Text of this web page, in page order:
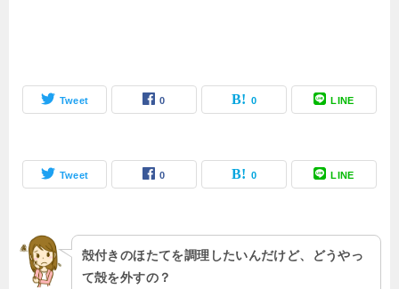
Tweet 0 0 LINE
Tweet 0 0 LINE
殻付きのほたてを調理したいんだけど、どうやっ
て殻を外すの？